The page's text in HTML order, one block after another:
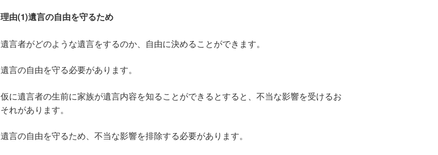
理由(1)遺言の自由を守るため
遺言者がどのような遺言をするのか、自由に決めることができます。
遺言の自由を守る必要があります。
仮に遺言者の生前に家族が遺言内容を知ることができるとすると、不当な影響を受けるお
それがあります。
遺言の自由を守るため、不当な影響を排除する必要があります。